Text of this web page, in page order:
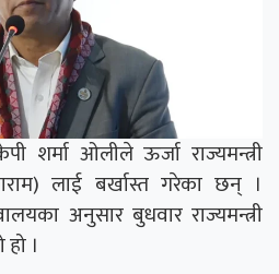
केपी शर्मा ओलीले ऊर्जा राज्यमन्त्री
लाई बर्खास्त गरेका छन् ।
अनुसार बुधवार राज्यमन्त्री
।